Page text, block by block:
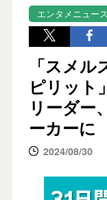
エンタメニュース
「スメ
ピリット
リーダー
ーカーに
2024/08/30